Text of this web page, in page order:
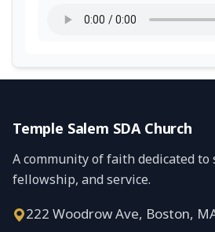
Temple Salem SDA Church
A community of faith dedicated
fellowship, and service.
222 Woodrow Ave, Boston,